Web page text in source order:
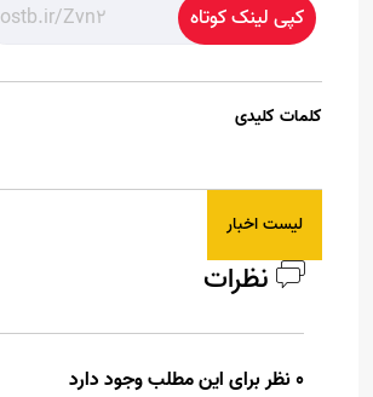
کپی لینک کوتاه
کلمات کلیدی
لیست اخبار
نظرات
0 نظر برای این مطلب وجود دارد